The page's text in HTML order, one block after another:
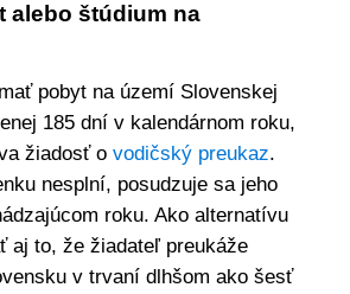
alebo štúdium na
pobyt na území Slovenskej
185 dní v kalendárnom roku,
žiadosť o vodičský preukaz.
nesplní, posudzuje sa jeho
roku. Ako alternatívu
aj to, že žiadateľ preukáže
v trvaní dlhšom ako šesť